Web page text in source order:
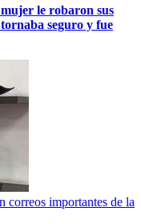
le robaron sus
seguro y fue
correos importantes de la